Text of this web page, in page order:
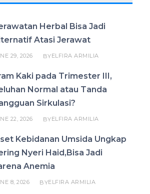
Herbal Bisa Jadi
Atasi Jerawat
29, 2026 BYELFIRA ARMILIA
Kaki pada Trimester III,
Normal atau Tanda
Sirkulasi?
22, 2026 BYELFIRA ARMILIA
Kebidanan Umsida Ungkap
Nyeri Haid,Bisa Jadi
Anemia
8, 2026 BYELFIRA ARMILIA